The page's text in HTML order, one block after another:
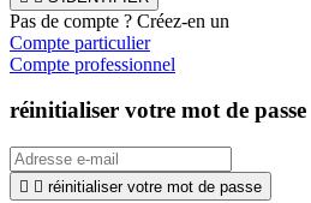
Pas de compte ? Créez-en un
Compte particulier
Compte professionnel
réinitialiser votre mot de passe
  réinitialiser votre mot de passe